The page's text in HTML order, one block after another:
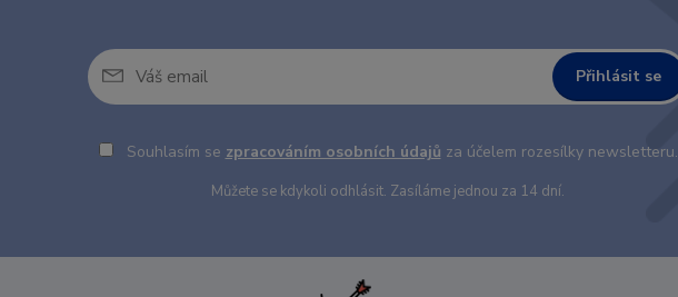
Přihlásit se
Souhlasím se zpracováním osobních údajů za účelem rozesílky newsletteru.
Můžete se kdykoli odhlásit. Zasíláme jednou za 14 dní.